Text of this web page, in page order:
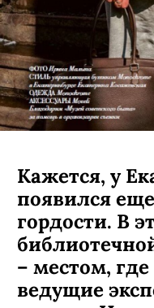
Кажется, у
появился
гордости. В
– местом,
ведущие